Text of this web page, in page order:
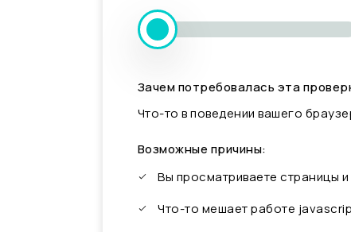
Зачем потребовалась эта
Что-то в поведении вашего
Возможные причины:
Вы просматриваете страницы
Что-то мешает работе